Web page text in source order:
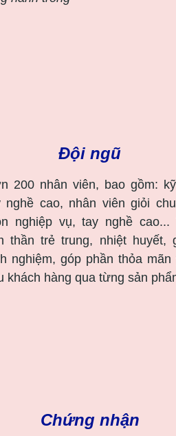
Đội ngũ
200 nhân viên, bao gồm:
nghề cao, nhân viên giỏi
nghiệp vụ, tay nghề cao...
thần trẻ trung, nhiệt huyết,
nghiệm, góp phần thỏa mãn
khách hàng qua từng sản
Chứng nhận